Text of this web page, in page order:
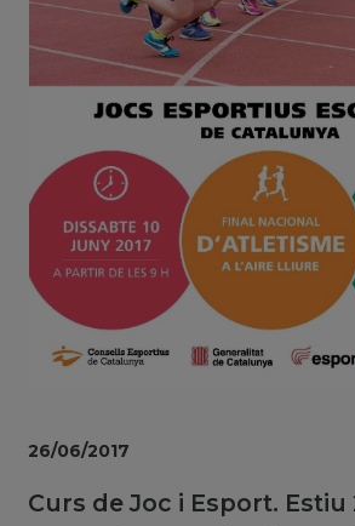
Curs de Joc i Esport. Estiu
26/06/2017